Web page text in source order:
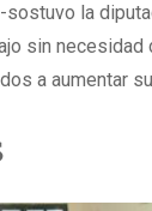
sostuvo la
sin necesidad
a aumentar